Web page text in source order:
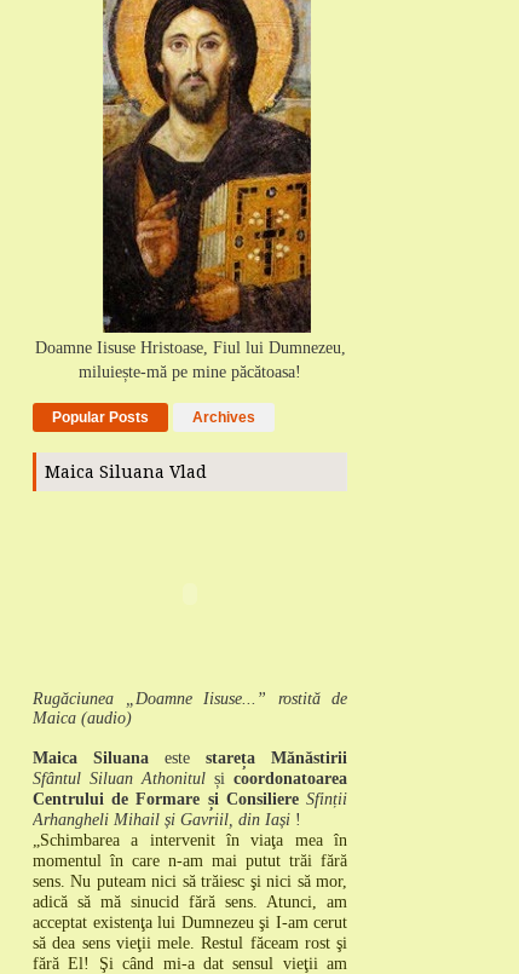
Doamne Iisuse Hristoase, Fiul lui Dumnezeu,
miluiește-mă pe mine păcătoasa!
Popular Posts Archives
Maica Siluana Vlad
Rugăciunea „Doamne Iisuse...” rostită de
Maica (audio)
Maica Siluana este stareța Mănăstirii
Sfântul Siluan Athonitul și coordonatoarea
Centrului de Formare și Consiliere Sfinții
Arhangheli Mihail și Gavriil, din Iași !
„Schimbarea a intervenit în viaţa mea în
momentul în care n-am mai putut trăi fără
sens. Nu puteam nici să trăiesc şi nici să mor,
adică să mă sinucid fără sens. Atunci, am
acceptat existenţa lui Dumnezeu şi I-am cerut
să dea sens vieţii mele. Restul făceam rost şi
fără El! Şi când mi-a dat sensul vieţii am